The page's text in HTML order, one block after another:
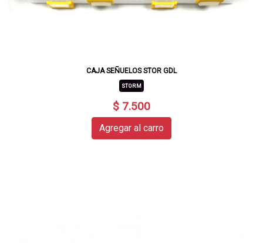
CAJA SEÑUELOS STOR GDL
STORM
$ 7.500
Agregar al carro